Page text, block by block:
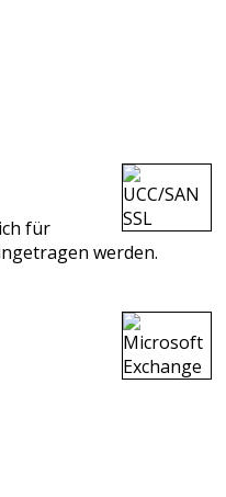
für
werden.